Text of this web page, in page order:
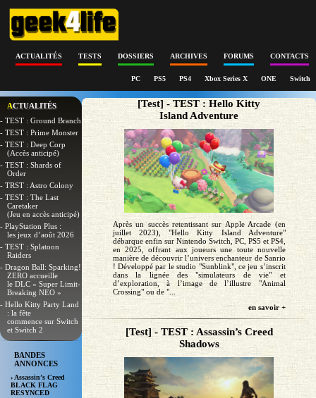
ACTUALITÉS TESTS DOSSIERS ARCHIVES FORUMS CONTACTS
PC PS5 PS4 Xbox Series X ONE Switch
ACTUALITÉS
- TEST : Ground Branch
- TEST : Prime Monster
- TEST : Deep Corp
(Accès anticipé)
- TEST : Shards of
Order
- TRST : Astro Colony
- TEST : The Last
Caretaker
(Jeu en accès anticipé)
- PlayStation Plus :
les jeux d’août 2026
- TEST : Splatoon
Raiders
- Dragon Ball: Sparking!
ZERO accueille
le DLC « Super Limit-
Breaking NEO »
- Hello Kitty Party Land
: la fête
commence sur Switch
et Switch 2
BANDES
ANNONCES
› Assassin’s Creed
BLACK FLAG
RESYNCED
[Test] - TEST : Hello Kitty
Island Adventure
Après un succès retentissant sur Apple Arcade (en
juillet 2023), "Hello Kitty Island Adventure"
débarque enfin sur Nintendo Switch, PC, PS5 et PS4,
en 2025, offrant aux joueurs une toute nouvelle
manière de découvrir l’univers enchanteur de Sanrio
! Développé par le studio "Sunblink", ce jeu s’inscrit
dans la lignée des "simulateurs de vie" et
d’exploration, à l’image de l’illustre "Animal
Crossing" ou de "...
en savoir +
[Test] - TEST : Assassin’s Creed
Shadows